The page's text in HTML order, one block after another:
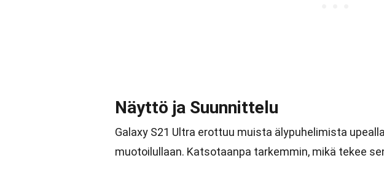
Näyttö ja Suunnittelu
Galaxy S21 Ultra erottuu muista älypuhelimista
muotoilullaan. Katsotaanpa tarkemmin, mikä tekee